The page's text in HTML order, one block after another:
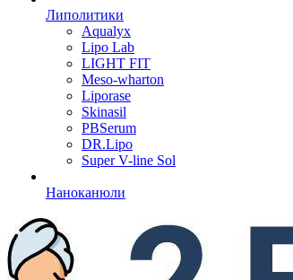
Липолитики
Aqualyx
Lipo Lab
LIGHT FIT
Meso-wharton
Liporase
Skinasil
PBSerum
DR.Lipo
Super V-line Sol
Наноканюли